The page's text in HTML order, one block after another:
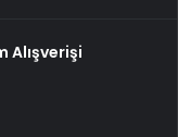
Alışverişi